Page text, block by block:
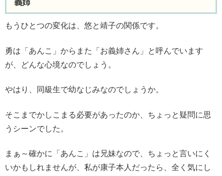
義姉
もうひとつの変化は、悠と靖子の関係です。
勇は「あんこ」からまた「お義姉さん」と呼んでいます
が、どんな心境なのでしょう。
やはり、同級生で幼なじみなのでしょうか。
そこまでかしこまる必要があったのか、ちょっと疑問に思
うシーンでした。
まぁ～確かに「あんこ」は兄妹なので、ちょっと言いにく
いかもしれませんが、私が康子本人だったら、全く気にし